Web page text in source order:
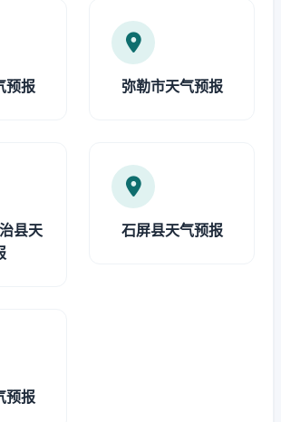
预报 弥勒市天气预报
县天
石屏县天气预报
预报